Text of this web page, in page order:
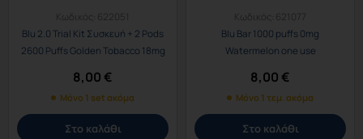
Κωδικός:
622051
Blu 2.0 Trial Kit Συσκευή + 2 Pods
2600 Puffs Golden Tobacco 18mg
8,00€
Μόνο 1 set ακόμα
Στο καλάθι
Κωδικός:
621077
Blu Bar 1000 puffs 0mg
Watermelon one use
8,00€
Μόνο 1 τεμ. ακόμα
Στο καλάθι